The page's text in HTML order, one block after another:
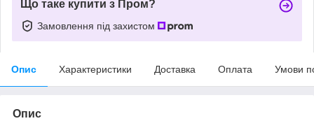
Що таке купити з Пром?
Замовлення під захистом
Опис Характеристики Доставка Оплата Умови
Опис